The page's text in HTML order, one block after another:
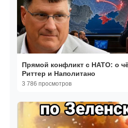
Прямой конфликт с НАТО: о
Риттер и Наполитано
3 786 просмотров